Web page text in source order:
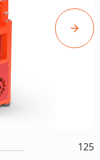
125